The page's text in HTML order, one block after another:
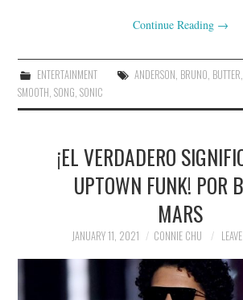
Continue Reading →
ENTERTAINMENT ANDERSON, BRUNO, BUTTER,
SMOOTH,SONG,SONIC
¡EL VERDADERO
UPTOWN FUNK! POR
MARS
JANUARY 11, 2021 CONNIE CHU